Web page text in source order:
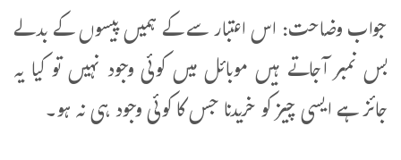
جواب وضاحت: اس اعتبار سے کے ہمیں پیسوں کے بدلے
بس نمبر آجاتے ہیں موبائل میں کوئی وجود نہیں تو کیا یہ
جائز ہے ایسی چیز کو خریدنا جس کا کوئی وجود ہی نہ ہو۔